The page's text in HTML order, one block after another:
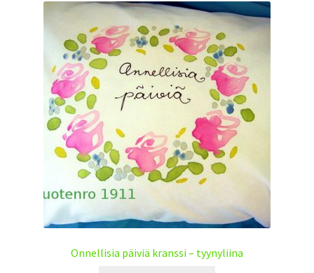
Onnellisia päiviä kranssi – tyynyliina